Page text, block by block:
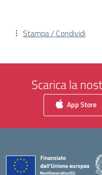
Stampa / Condividi
Scarica la
App Store